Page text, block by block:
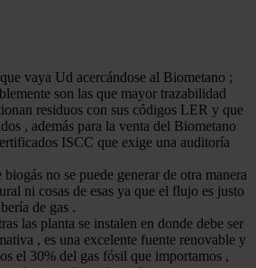
vaya Ud acercándose al Biometano ;
son las que mayor trazabilidad
residuos con sus códigos LER y que
, además para la venta del Biometano
ISCC que exige una auditoría
no se puede generar de otra manera
ni cosas de esas ya que el flujo es justo
de gas .
las planta se instalen en donde debe ser
, es una excelente fuente renovable y
el 30% del gas fósil que importamos ,